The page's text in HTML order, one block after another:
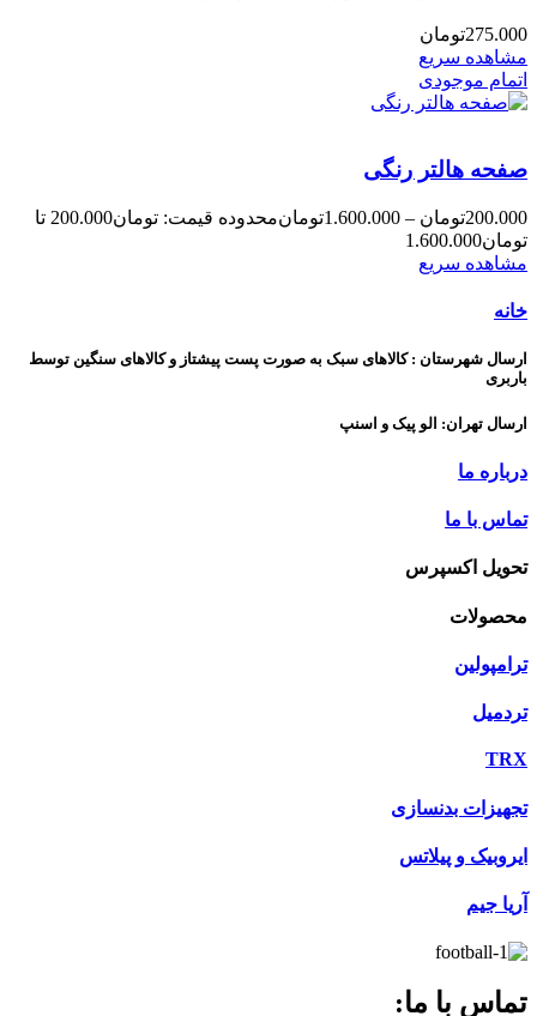
تومان275.000
مشاهده سریع
اتمام موجودی
صفحه هالتر رنگی
تومان200.000
– تومان1.600.000
محدوده قیمت: تومان200.000 تا
تومان1.600.000
مشاهده سریع
خانه
ارسال شهرستان : کالاهای سبک به صورت پست پیشتاز و کالاهای سنگین توسط
باربری
ارسال تهران: الو پیک و اسنپ
درباره ما
تماس با ما
تحویل اکسپرس
محصولات
ترامپولین
تردمیل
TRX
تجهیزات بدنسازی
ایروبیک و پیلاتس
آریا جیم
تماس با ما: